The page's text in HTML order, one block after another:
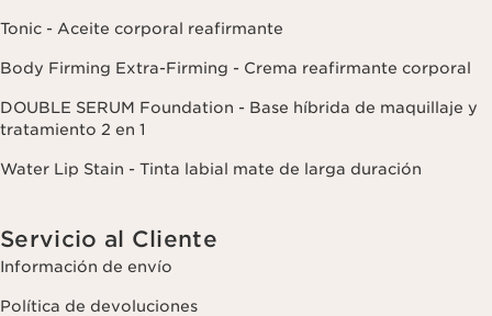
Tonic - Aceite corporal reafirmante
Body Firming Extra-Firming - Crema reafirmante corporal
DOUBLE SERUM Foundation - Base híbrida de maquillaje y
tratamiento 2 en 1
Water Lip Stain - Tinta labial mate de larga duración
Servicio al Cliente
Información de envío
Política de devoluciones